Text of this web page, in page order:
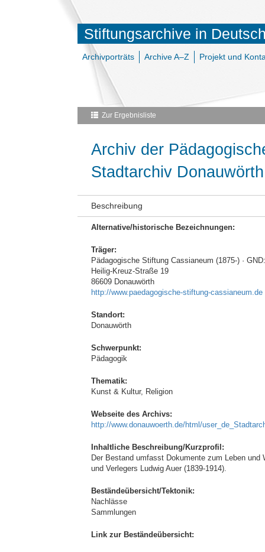
Stiftungsarchive in
Archivporträts Archive A–Z Projekt und
Zur Ergebnisliste
Archiv der
Stadtarchiv Donauwörth
Beschreibung
Alternative/historische Bezeichnungen:
Träger:
Pädagogische Stiftung Cassianeum (1875-) ·
Heilig-Kreuz-Straße 19
86609 Donauwörth
http://www.paedagogische-stiftung-cassianeum.de
Standort:
Donauwörth
Schwerpunkt:
Pädagogik
Thematik:
Kunst & Kultur, Religion
Webseite des Archivs:
http://www.donauwoerth.de/html/
Inhaltliche Beschreibung/Kurzprofil:
Der Bestand umfasst Dokumente zum Leben
und Verlegers Ludwig Auer (1839-1914).
Beständeübersicht/Tektonik:
Nachlässe
Sammlungen
Link zur Beständeübersicht: